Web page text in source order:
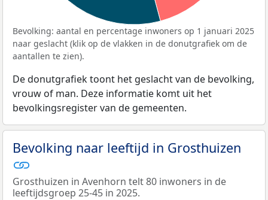
Bevolking: aantal en percentage inwoners op 1 januari 2025
naar geslacht (klik op de vlakken in de donutgrafiek om de
aantallen te zien).
De donutgrafiek toont het geslacht van de bevolking,
vrouw of man. Deze informatie komt uit het
bevolkingsregister van de gemeenten.
Bevolking naar leeftijd in Grosthuizen
Grosthuizen in Avenhorn telt 80 inwoners in de
leeftijdsgroep 25-45 in 2025.